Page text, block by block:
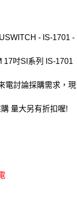
- IS-1701 -
17吋SI系列 IS-1701
電討論採購需求，現
量大另有折扣喔!